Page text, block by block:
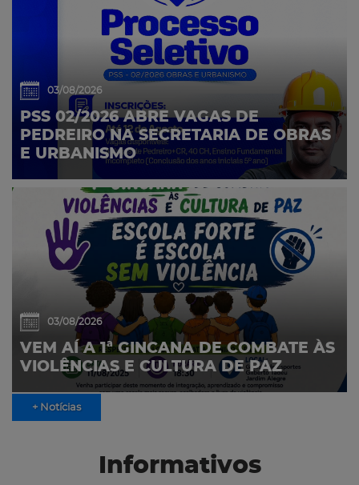
03/08/2026
PSS 02/2026 ABRE VAGAS DE
PEDREIRO NA SECRETARIA DE OBRAS
E URBANISMO
03/08/2026
VEM AÍ A 1ª GINCANA DE COMBATE ÀS
VIOLÊNCIAS E CULTURA DE PAZ
+ Notícias
Informativos